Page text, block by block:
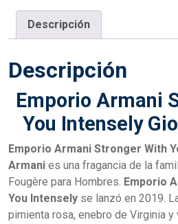
Descripción
Descripción
Emporio Armani
You Intensely
Emporio Armani Stronger With
Armani es una fragancia de la
Fougère para Hombres. Emporio
You Intensely se lanzó en 2019.
pimienta rosa, enebro de Virginia